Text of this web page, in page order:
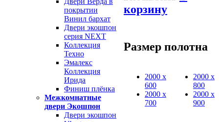
покрытии
Винил бархат
Двери экошпон
серия NEXT
Коллекция
Техно
Эмалекс
Коллекция
Ирида
Финиш плёнка
Межкомнатные
двери Экошпон
Двери экошпон
корзину
Размер полотна
2000 х
600
2000 х
700
2000 х
800
2000 х
900